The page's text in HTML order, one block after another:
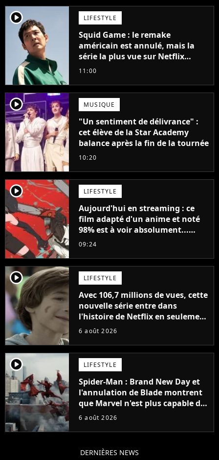
player2 LIFESTYLE
Squid Game : le remake
américain est annulé, mais la
série la plus vue sur Netflix
pourrait avoir une version
11:00
player2 MUSIQUE
"Un sentiment de délivrance" :
cet élève de la Star Academy
balance après la fin de la tournée
10:20
player2 LIFESTYLE
Aujourd'hui en streaming : ce
film adapté d'un anime et noté
98% est à voir absolument...
sinon vous ne comprendrez plus
09:24
player2 LIFESTYLE
Avec 106,7 millions de vues, cette
nouvelle série entre dans
l'histoire de Netflix en seulement
48 jours
6 août 2026
player2 LIFESTYLE
Spider-Man : Brand New Day et
l'annulation de Blade montrent
que Marvel n'est plus capable de
faire quoi que ce soit de simple
6 août 2026
DERNIÈRES NEWS